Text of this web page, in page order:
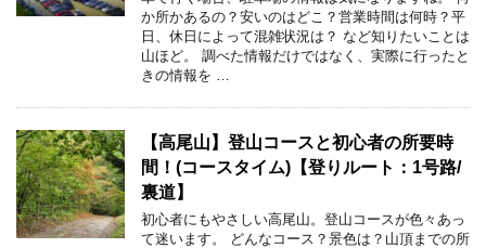
か所かあるの？安いのはどこ？営業時間は何時？平
日、休日によって混雑状況は？ など知りたいことは
山ほど。 調べた情報だけではなく、実際に行ったと
きの情報を …
【高尾山】登山コースと初心者の所要時
間！(コースタイム)【登りルート：1号路/
裏道】
初心者にもやさしい高尾山。登山コースが色々あっ
て迷います。 どんなコース？景色は？山頂までの所